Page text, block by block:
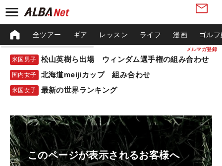
メルマガ登録
全ツアー ギア レッスン ライフ 漫画 ゴル
米国男子 松山英樹ら出場 ウィンダム選手権の組み合わせ
国内女子 北海道meijiカップ 組み合わせ
米国女子 最新の世界ランキング
このページが表示されるお客様へ